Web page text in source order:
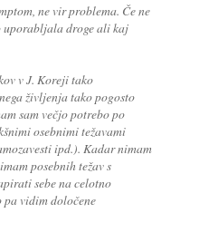
ne vir problema. Če ne
droge ali kaj
v J. Koreji tako
življenja tako pogosto
sam večjo potrebo po
osebnimi težavami
ipd.). Kadar nimam
posebnih težav s
sebe na celotno
vidim določene